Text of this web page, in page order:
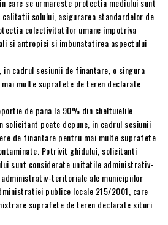
care se urmareste protectia mediului sunt
solului, asigurarea standardelor de
colectivitatilor umane impotriva
si antropici si imbunatatirea aspectului
in cadrul sesiunii de finantare, o singura
multe suprafete de teren declarate
de pana la 90% din cheltuielile
solicitant poate depune, in cadrul sesiunii
de finantare pentru mai multe suprafete
Potrivit ghidului, solicitanti
sunt considerate unitatile administrativ-
teritoriale ale municipiilor
publice locale 215/2001, care
suprafete de teren declarate situri